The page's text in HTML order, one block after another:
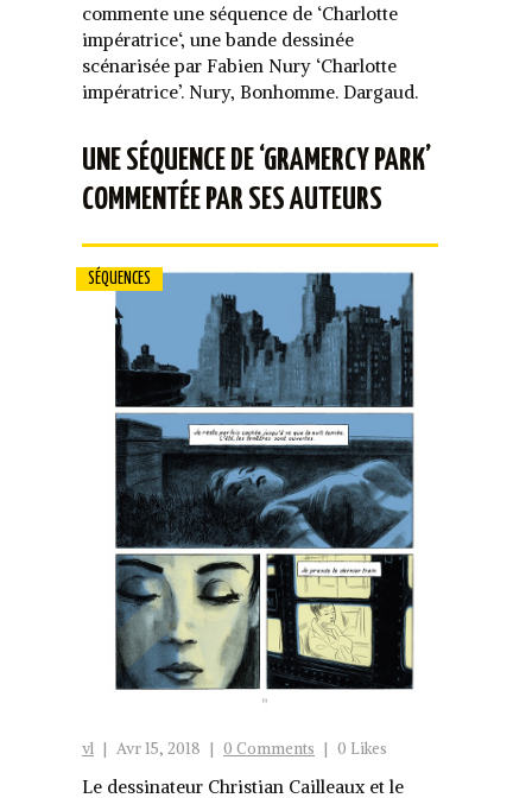
commente une séquence de ‘Charlotte
impératrice‘, une bande dessinée
scénarisée par Fabien Nury ‘Charlotte
impératrice’. Nury, Bonhomme. Dargaud.
UNE SÉQUENCE DE ‘GRAMERCY PARK’
COMMENTÉE PAR SES AUTEURS
SÉQUENCES
vl | Avr 15, 2018 | 0 Comments | 0 Likes
Le dessinateur Christian Cailleaux et le